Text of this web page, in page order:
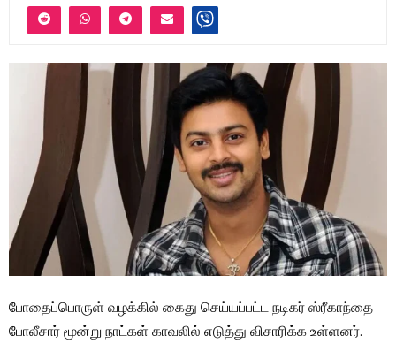
போதைப்பொருள் வழக்கில் கைது செய்யப்பட்ட நடிகர் ஸ்ரீகாந்தை
போலீசார் மூன்று நாட்கள் காவலில் எடுத்து விசாரிக்க உள்ளனர்.